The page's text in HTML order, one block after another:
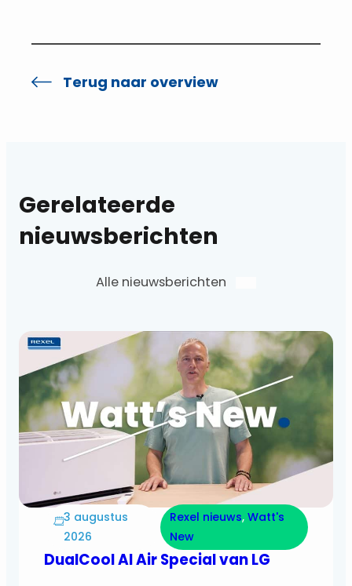
Terug naar overview
Gerelateerde
nieuwsberichten
Alle nieuwsberichten
3 augustus
2026
Rexel nieuws, Watt's
New
DualCool AI Air Special van LG